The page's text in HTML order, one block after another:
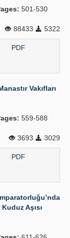
501-530
88433
5322
PDF
Vakıfları
559-588
3693
3029
PDF
Aşısı